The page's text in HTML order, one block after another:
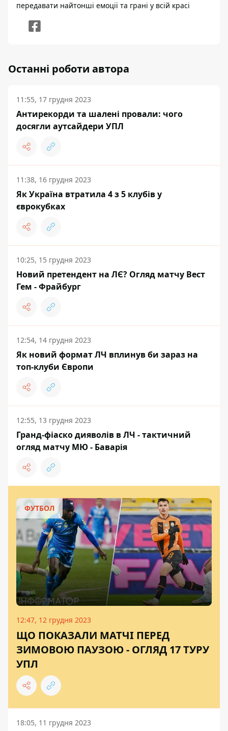
передавати найтонші емоції та грані у всій красі
Останні роботи автора
11:55, 17 грудня 2023
Антирекорди та шалені провали: чого
досягли аутсайдери УПЛ
11:38, 16 грудня 2023
Як Україна втратила 4 з 5 клубів у
єврокубках
10:25, 15 грудня 2023
Новий претендент на ЛЄ? Огляд матчу Вест
Гем - Фрайбург
12:54, 14 грудня 2023
Як новий формат ЛЧ вплинув би зараз на
топ-клуби Європи
12:55, 13 грудня 2023
Гранд-фіаско дияволів в ЛЧ - тактичний
огляд матчу МЮ - Баварія
ФУТБОЛ
12:47, 12 грудня 2023
ЩО ПОКАЗАЛИ МАТЧІ ПЕРЕД
ЗИМОВОЮ ПАУЗОЮ - ОГЛЯД 17 ТУРУ
УПЛ
18:05, 11 грудня 2023